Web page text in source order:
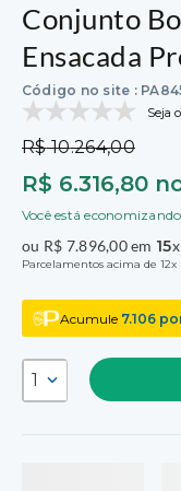
Conjunto
Ensacada
Código no site :
Seja
R$ 10.264,00
R$ 6.316,80
Você está economizando
ou R$ 7.896,00em 15
Parcelamentos acima de
Acumule 7.106
1